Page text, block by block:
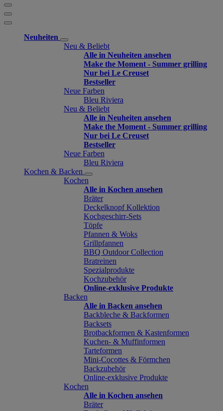
Neuheiten
Neu & Beliebt
Alle in Neuheiten ansehen
Make the Moment - Summer grilling
Nur bei Le Creuset
Bestseller
Neue Farben
Bleu Riviera
Neu & Beliebt
Alle in Neuheiten ansehen
Make the Moment - Summer grilling
Nur bei Le Creuset
Bestseller
Neue Farben
Bleu Riviera
Kochen & Backen
Kochen
Alle in Kochen ansehen
Bräter
Deckelknopf Kollektion
Kochgeschirr-Sets
Töpfe
Pfannen & Woks
Grillpfannen
BBQ Outdoor Collection
Bratreinen
Spezialprodukte
Kochzubehör
Online-exklusive Produkte
Backen
Alle in Backen ansehen
Backbleche & Backformen
Backsets
Brotbackformen & Kastenformen
Kuchen- & Muffinformen
Tarteformen
Mini-Cocottes & Förmchen
Backzubehör
Online-exklusive Produkte
Kochen
Alle in Kochen ansehen
Bräter